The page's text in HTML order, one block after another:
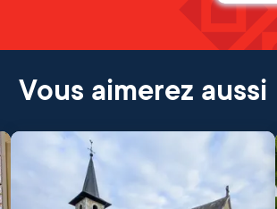
Vous aimerez aussi